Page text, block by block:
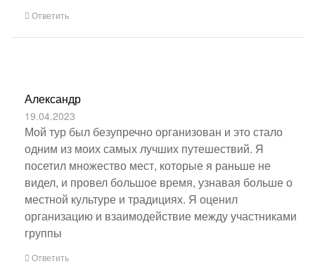
Ответить
Александр
19.04.2023
Мой тур был безупречно организован и это стало
одним из моих самых лучших путешествий. Я
посетил множество мест, которые я раньше не
видел, и провел большое время, узнавая больше о
местной культуре и традициях. Я оценил
организацию и взаимодействие между участниками
группы
Ответить